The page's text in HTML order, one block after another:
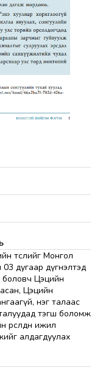
төслийг Монгол
дугаар дүгнэлтэд
боловч Цэцийн
Цэцийн
нэг талаас
тэгш боломж
ижил
алдагдуулах